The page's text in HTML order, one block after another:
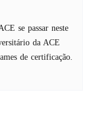
se passar neste
da ACE
de certificação.